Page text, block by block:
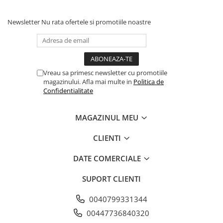
Newsletter Nu rata ofertele si promotiile noastre
Vreau sa primesc newsletter cu promotiile
magazinului. Afla mai multe in Politica de
Confidentialitate
MAGAZINUL MEU
CLIENTI
DATE COMERCIALE
SUPORT CLIENTI
0040799331344
00447736840320